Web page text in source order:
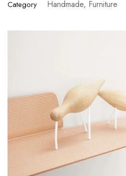
Category Handmade, Furniture